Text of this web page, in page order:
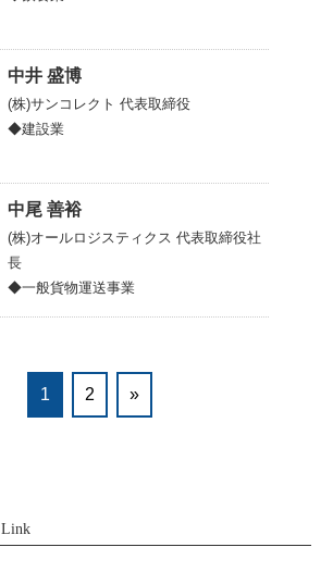
中井 盛博
(株)サンコレクト 代表取締役
◆建設業
中尾 善裕
(株)オールロジスティクス 代表取締役社
長
◆一般貨物運送事業
1 2 »
Link